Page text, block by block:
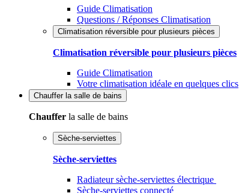
Guide Climatisation
Questions / Réponses Climatisation
Climatisation réversible pour plusieurs pièces
Climatisation réversible pour plusieurs pièces
Guide Climatisation
Votre climatisation idéale en quelques clics
Chauffer la salle de bains
Chauffer la salle de bains
Sèche-serviettes
Sèche-serviettes
Radiateur sèche-serviettes électrique
Sèche-serviettes connecté